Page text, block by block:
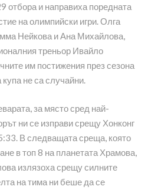
отбора и направиха поредната
на олимпийски игри. Олга
Нейкова и Ана Михайлова,
треньор Ивайло
им постижения през сезона
не са случайни.
за място сред най-
ни се изправи срещу Хонконг
В следващата среща, която
в топ 8 на планетата Храмова,
излязоха срещу силните
на тима ни беше да се